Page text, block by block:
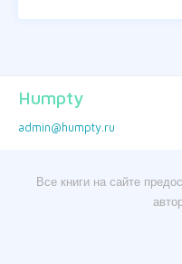
Humpty
admin@humpty.ru
Все книги на сайте